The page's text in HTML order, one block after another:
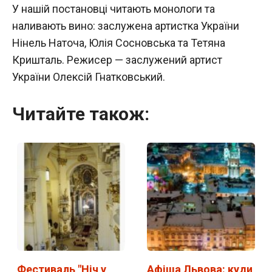
У нашій постановці читають монологи та
наливають вино: заслужена артистка України
Нінель Наточа, Юлія Сосновська та Тетяна
Кришталь. Режисер — заслужений артист
України Олексій Гнатковський.
Читайте також:
Фестиваль "Ніч у
Афіша Львова: куди